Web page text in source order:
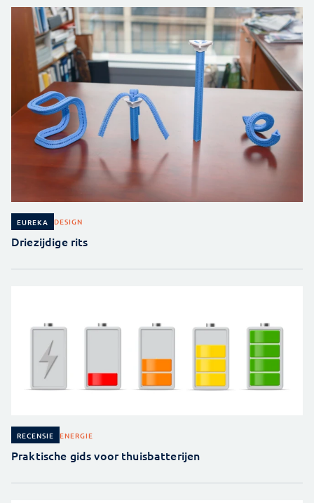
EUREKA DESIGN
Driezijdige rits
RECENSIE ENERGIE
Praktische gids voor thuisbatterijen